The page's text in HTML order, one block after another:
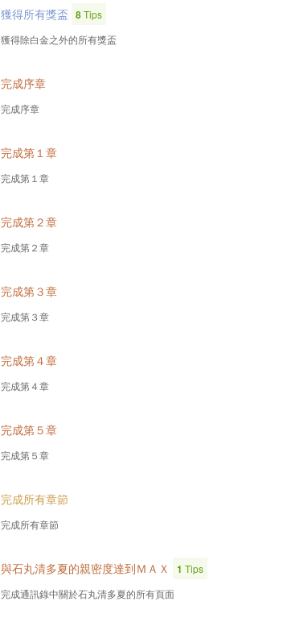
獲得所有獎盃 8Tips
獲得除白金之外的所有獎盃
完成序章
完成序章
完成第１章
完成第１章
完成第２章
完成第２章
完成第３章
完成第３章
完成第４章
完成第４章
完成第５章
完成第５章
完成所有章節
完成所有章節
與石丸清多夏的親密度達到ＭＡＸ 1 Tips
完成通訊錄中關於石丸清多夏的所有頁面